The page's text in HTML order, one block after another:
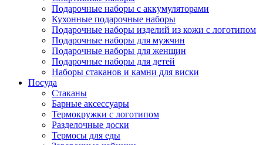
Подарочные наборы с аккумуляторами
Кухонные подарочные наборы
Подарочные наборы изделий из кожи с логотипом
Подарочные наборы для мужчин
Подарочные наборы для женщин
Подарочные наборы для детей
Наборы стаканов и камни для виски
Посуда
Стаканы
Барные аксессуары
Термокружки с логотипом
Разделочные доски
Термосы для еды
Нажмите, чтобы увеличить